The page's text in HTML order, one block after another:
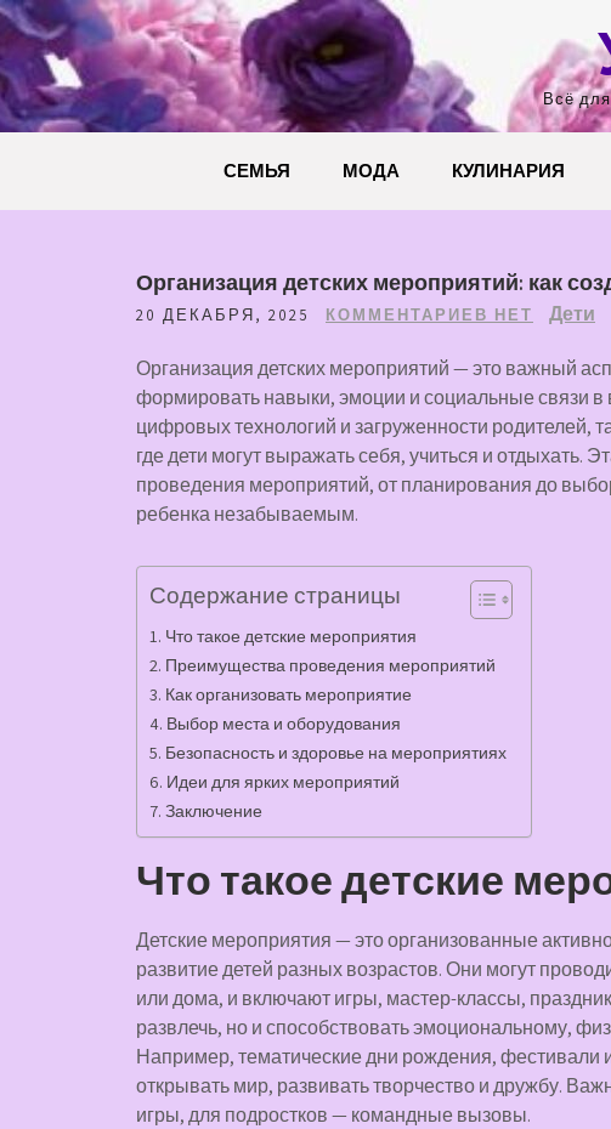
Перейти
содержимому
Всё для
СЕМЬЯ МОДА КУЛИНАРИЯ
Организация детских мероприятий: как
20 ДЕКАБРЯ, 2025 КОММЕНТАРИЕВ НЕТ Дети
Организация детских мероприятий — это важный
формировать навыки, эмоции и социальные связи в
цифровых технологий и загруженности родителей,
где дети могут выражать себя, учиться и отдыхать.
проведения мероприятий, от планирования до
ребенка незабываемым.
Содержание страницы
Что такое детские мероприятия
Преимущества проведения мероприятий
Как организовать мероприятие
Выбор места и оборудования
Безопасность и здоровье на мероприятиях
Идеи для ярких мероприятий
Заключение
Что такое детские
Детские мероприятия — это организованные
развитие детей разных возрастов. Они могут
или дома, и включают игры, мастер-классы,
развлечь, но и способствовать эмоциональному,
Например, тематические дни рождения, фестивали
открывать мир, развивать творчество и дружбу.
игры, для подростков — командные вызовы.